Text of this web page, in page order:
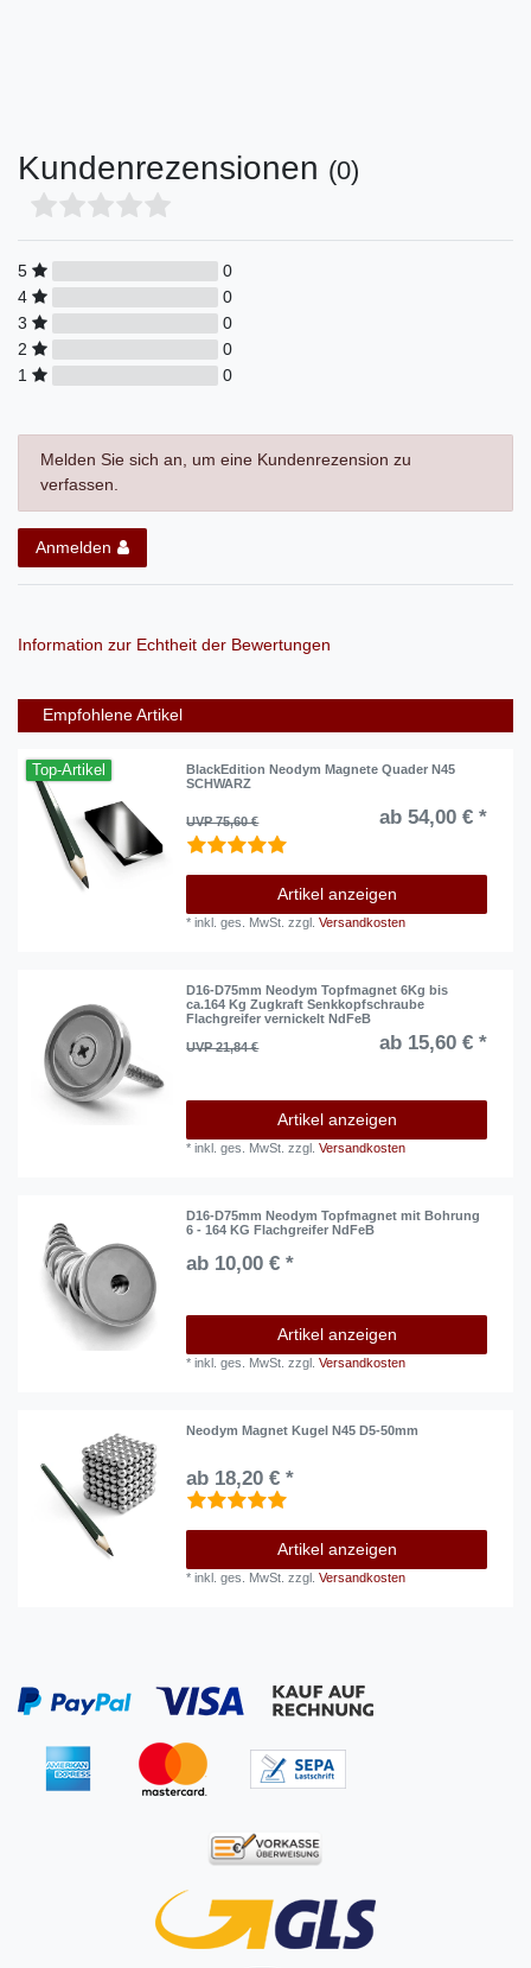
Kundenrezensionen (0)
5
0
4
0
3
0
2
0
1
0
Melden Sie sich an, um eine Kundenrezension zu
verfassen.
Anmelden
Information zur Echtheit der Bewertungen
Empfohlene Artikel
Top-Artikel
BlackEdition Neodym Magnete Quader N45
SCHWARZ
UVP 75,60 € ab 54,00 € *
Artikel anzeigen
*inkl. ges. MwSt. zzgl.Versandkosten
D16-D75mm Neodym Topfmagnet 6Kg bis
ca.164 Kg Zugkraft Senkkopfschraube
Flachgreifer vernickelt NdFeB
UVP 21,84 €
ab 15,60 € *
Artikel anzeigen
*inkl. ges. MwSt. zzgl.Versandkosten
D16-D75mm Neodym Topfmagnet mit Bohrung
6 - 164 KG Flachgreifer NdFeB
ab 10,00 € *
Artikel anzeigen
*inkl. ges. MwSt. zzgl.Versandkosten
Neodym Magnet Kugel N45 D5-50mm
ab 18,20 € *
Artikel anzeigen
*inkl. ges. MwSt. zzgl.Versandkosten